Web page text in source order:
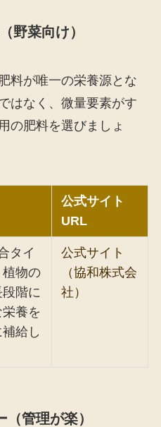
野菜向け）
料が唯一の栄養源とな
はなく、微量要素がす
の肥料を選びましょ
公式サイト
URL
タイ
植物の
階に
養を
給し
公式サイト
（協和株式会
社）
管理が楽）